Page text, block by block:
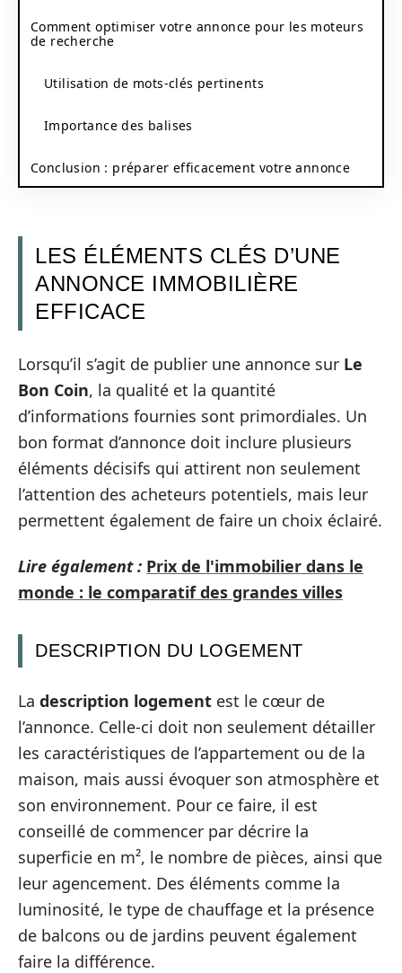
Comment optimiser votre annonce pour les moteurs
de recherche
Utilisation de mots-clés pertinents
Importance des balises
Conclusion : préparer efficacement votre annonce
LES ÉLÉMENTS CLÉS D’UNE
ANNONCE IMMOBILIÈRE
EFFICACE
Lorsqu’il s’agit de publier une annonce sur Le
Bon Coin, la qualité et la quantité
d’informations fournies sont primordiales. Un
bon format d’annonce doit inclure plusieurs
éléments décisifs qui attirent non seulement
l’attention des acheteurs potentiels, mais leur
permettent également de faire un choix éclairé.
Lire également : Prix de l'immobilier dans le
monde : le comparatif des grandes villes
DESCRIPTION DU LOGEMENT
La description logement est le cœur de
l’annonce. Celle-ci doit non seulement détailler
les caractéristiques de l’appartement ou de la
maison, mais aussi évoquer son atmosphère et
son environnement. Pour ce faire, il est
conseillé de commencer par décrire la
superficie en m², le nombre de pièces, ainsi que
leur agencement. Des éléments comme la
luminosité, le type de chauffage et la présence
de balcons ou de jardins peuvent également
faire la différence.